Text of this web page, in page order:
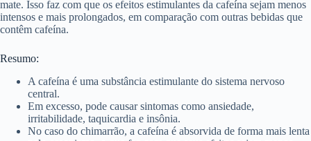
mate. Isso faz com que os efeitos estimulantes da cafeína sejam menos
intensos e mais prolongados, em comparação com outras bebidas que
contêm cafeína.
Resumo:
A cafeína é uma substância estimulante do sistema nervoso
central.
Em excesso, pode causar sintomas como ansiedade,
irritabilidade, taquicardia e insônia.
No caso do chimarrão, a cafeína é absorvida de forma mais lenta